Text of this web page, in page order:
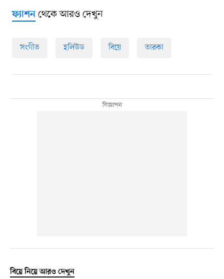
ফ্যাশনথেকে আরও দেখুন
সংগীত হলিউড বিয়ে তারকা
বিয়ে নিয়ে আরও দেখুন